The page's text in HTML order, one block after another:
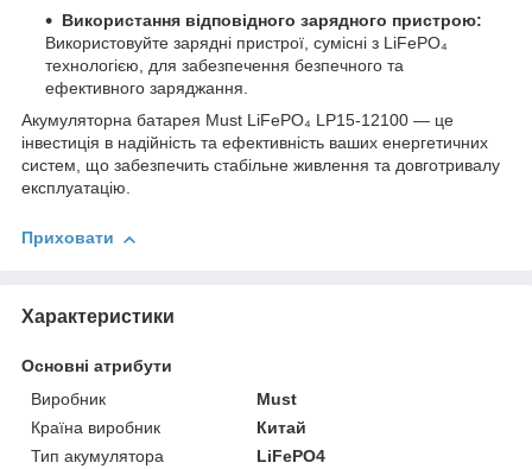
Використання відповідного зарядного пристрою:
Використовуйте зарядні пристрої, сумісні з LiFePO₄
технологією, для забезпечення безпечного та
ефективного заряджання.​
Акумуляторна батарея Must LiFePO₄ LP15-12100 — це
інвестиція в надійність та ефективність ваших енергетичних
систем, що забезпечить стабільне живлення та довготривалу
експлуатацію.
Приховати
Характеристики
Основні атрибути
Виробник
Must
Країна виробник
Китай
Тип акумулятора
LiFePO4